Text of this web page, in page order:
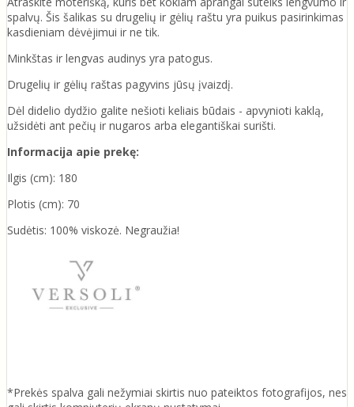
spalvų. Šis šalikas su drugelių ir gėlių raštu yra puikus pasirinkimas
kasdieniam dėvėjimui ir ne tik.
Minkštas ir lengvas audinys yra patogus.
Drugelių ir gėlių raštas pagyvins jūsų įvaizdį.
Dėl didelio dydžio galite nešioti keliais būdais - apvynioti kaklą,
užsidėti ant pečių ir nugaros arba elegantiškai surišti.
Informacija apie prekę:
Ilgis (cm): 180
Plotis (cm): 70
Sudėtis: 100% viskozė. Negraužia!
*Prekės spalva gali nežymiai skirtis nuo pateiktos fotografijos, nes